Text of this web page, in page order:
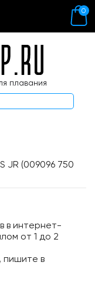
плавания
0
JR (009096 750
в интернет-
от 1 до 2
пишите в